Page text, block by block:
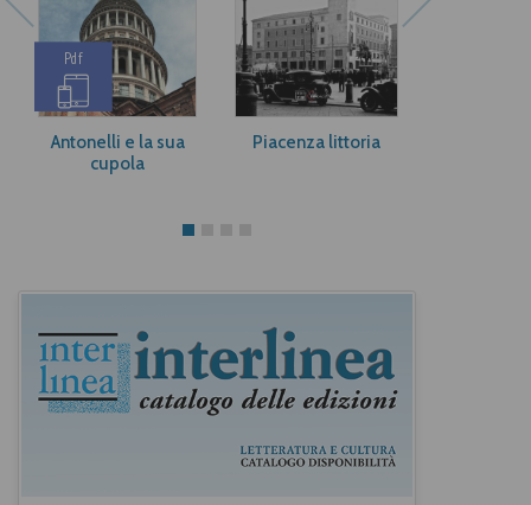
Pdf
Antonelli e la sua
cupola
Piacenza littoria